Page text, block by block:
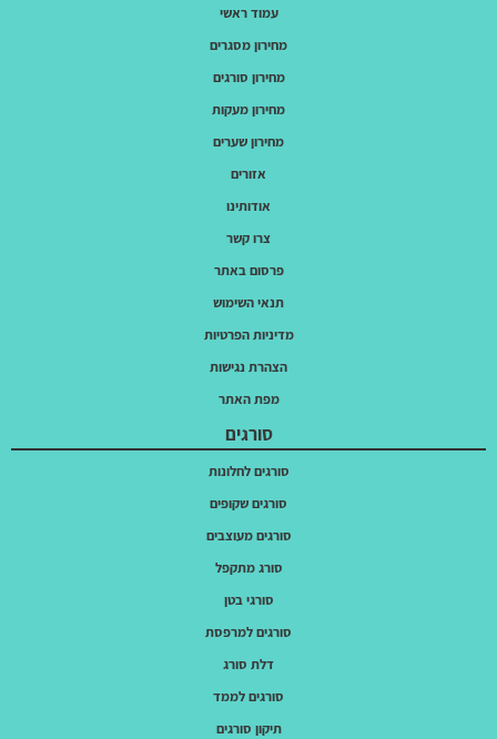
עמוד ראשי
מחירון מסגרים
מחירון סורגים
מחירון מעקות
מחירון שערים
אזורים
אודותינו
צרו קשר
פרסום באתר
תנאי השימוש
מדיניות הפרטיות
הצהרת נגישות
מפת האתר
סורגים
סורגים לחלונות
סורגים שקופים
סורגים מעוצבים
סורג מתקפל
סורגי בטן
סורגים למרפסת
דלת סורג
סורגים לממד
תיקון סורגים